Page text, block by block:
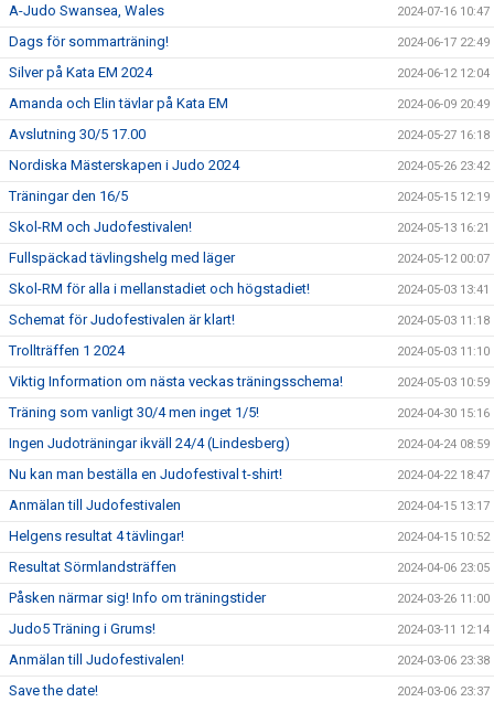
A-Judo Swansea, Wales 2024-07-16 10:47
Dags för sommarträning! 2024-06-17 22:49
Silver på Kata EM 2024 2024-06-12 12:04
Amanda och Elin tävlar på Kata EM 2024-06-09 20:49
Avslutning 30/5 17.00 2024-05-27 16:18
Nordiska Mästerskapen i Judo 2024 2024-05-26 23:42
Träningar den 16/5 2024-05-15 12:19
Skol-RM och Judofestivalen! 2024-05-13 16:21
Fullspäckad tävlingshelg med läger 2024-05-12 00:07
Skol-RM för alla i mellanstadiet och högstadiet! 2024-05-03 13:41
Schemat för Judofestivalen är klart! 2024-05-03 11:18
Trollträffen 1 2024 2024-05-03 11:10
Viktig Information om nästa veckas träningsschema! 2024-05-03 10:59
Träning som vanligt 30/4 men inget 1/5! 2024-04-30 15:16
Ingen Judoträningar ikväll 24/4 (Lindesberg) 2024-04-24 08:59
Nu kan man beställa en Judofestival t-shirt! 2024-04-22 18:47
Anmälan till Judofestivalen 2024-04-15 13:17
Helgens resultat 4 tävlingar! 2024-04-15 10:52
Resultat Sörmlandsträffen 2024-04-06 23:05
Påsken närmar sig! Info om träningstider 2024-03-26 11:00
Judo5 Träning i Grums! 2024-03-11 12:14
Anmälan till Judofestivalen! 2024-03-06 23:38
Save the date! 2024-03-06 23:37